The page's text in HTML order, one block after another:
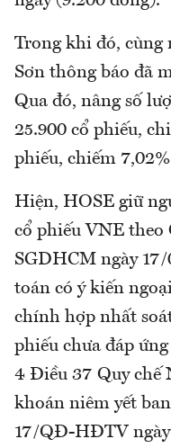
Trong khi đó, cùng
Sơn thông báo đã
Qua đó, nâng số
25.900 cổ phiếu,
phiếu, chiếm
Hiện, HOSE giữ
cổ phiếu VNE
SGDHCM ngày
toán có ý kiến
chính hợp nhất
phiếu chưa đáp
4 Điều 37 Quy chế
khoán niêm yết
17/QĐ-HĐTV